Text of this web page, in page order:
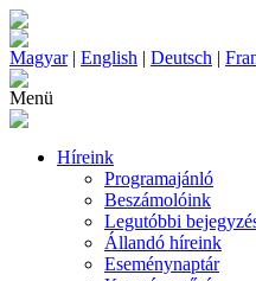
Magyar| English | Deutsch |
Menü
Híreink
Programajánló
Beszámolóink
Legutóbbi
Állandó híreink
Eseménynaptár